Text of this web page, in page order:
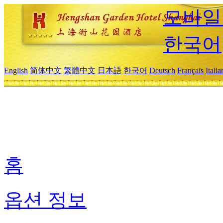
모바
한국어
English 简体中文 繁體中文 日本語 한국어 Deutsch Français
홈
옵션 정보